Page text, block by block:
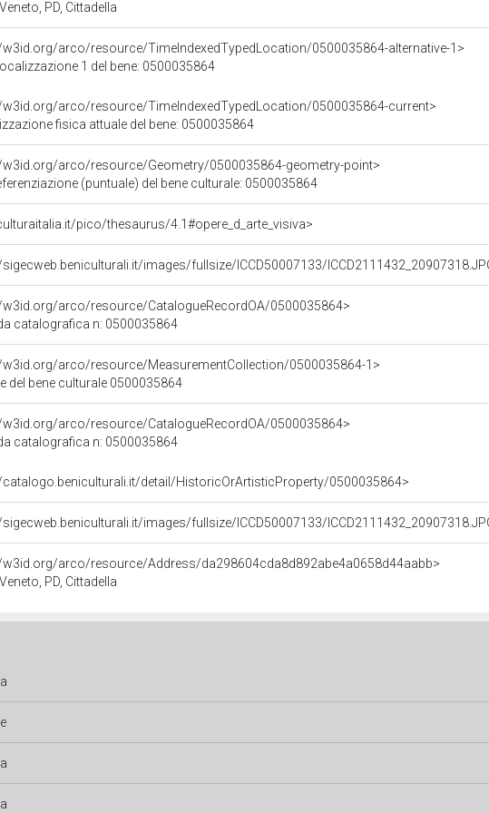
PD, Cittadella
w3id.org/arco/resource/TimeIndexedTypedLocation/0500035864-alternative-1>
1 del bene: 0500035864
w3id.org/arco/resource/TimeIndexedTypedLocation/0500035864-current>
fisica attuale del bene: 0500035864
w3id.org/arco/resource/Geometry/0500035864-geometry-point>
(puntuale) del bene culturale: 0500035864
pico/thesaurus/4.1#opere_d_arte_visiva>
images/fullsize/ICCD50007133/
w3id.org/arco/resource/CatalogueRecordOA/0500035864>
catalografica n: 0500035864
w3id.org/arco/resource/MeasurementCollection/0500035864-1>
del bene culturale 0500035864
w3id.org/arco/resource/CatalogueRecordOA/0500035864>
catalografica n: 0500035864
catalogo.beniculturali.it/detail/HistoricOrArtisticProperty/0500035864>
images/fullsize/ICCD50007133/
w3id.org/arco/resource/Address/da298604cda8d892abe4a0658d44aabb>
PD, Cittadella